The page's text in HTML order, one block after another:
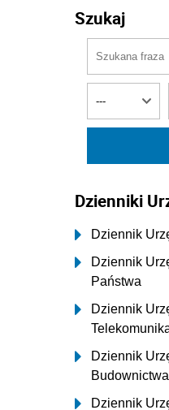
Szukaj
Dzienniki
Dziennik
Dziennik
Państwa
Dziennik
Dziennik
Budownictwa
Dziennik